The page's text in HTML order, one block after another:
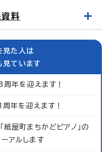
料
見た人は
見ています
周年を迎えます！
周年を迎えます！
屋町まちかどピアノ」の
アルします